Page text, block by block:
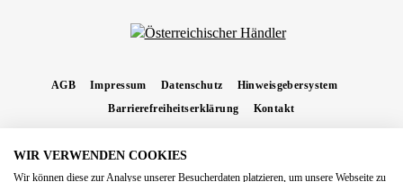
AGB Impressum Datenschutz
Hinweisgebersystem
Barrierefreiheitserklärung
Kontakt
Nachnahmegebühren, wenn nicht anders angegeben.
WIR VERWENDEN COOKIES
Wir können diese zur Analyse unserer Besucherdaten platzieren, um unsere Webseite zu